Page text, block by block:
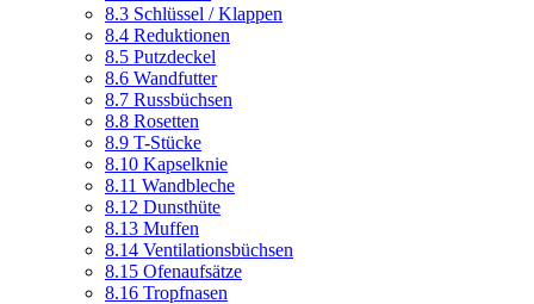
8.3 Schlüssel / Klappen
8.4 Reduktionen
8.5 Putzdeckel
8.6 Wandfutter
8.7 Russbüchsen
8.8 Rosetten
8.9 T-Stücke
8.10 Kapselknie
8.11 Wandbleche
8.12 Dunsthüte
8.13 Muffen
8.14 Ventilationsbüchsen
8.15 Ofenaufsätze
8.16 Tropfnasen